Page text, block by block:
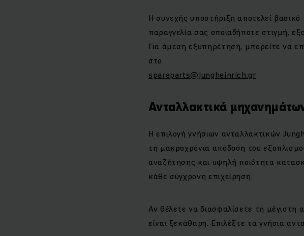
Η συνεχής υποστήριξη αποτελεί
παραγγελία σας οποιαδήποτε στιγμή,
Για άμεση εξυπηρέτηση, μπορείτε να
στο
spareparts@jungheinrich.gr
Ανταλλακτικά
Η επιλογή γνήσιων ανταλλακτικών
τη μακροχρόνια απόδοση του
αναζήτησης και υψηλή ποιότητα
κάθε σύγχρονη επιχείρηση.
Αν θέλετε να διασφαλίσετε τη
είναι ξεκάθαρη. Επιλέξτε τα γνήσια